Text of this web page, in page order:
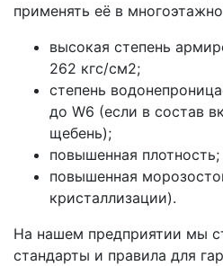
применять её в
высокая степень
262 кгс/см2;
степень
до W6 (если в состав
щебень);
повышенная плотность;
повышенная
кристаллизации).
На нашем предприятии мы
стандарты и правила для